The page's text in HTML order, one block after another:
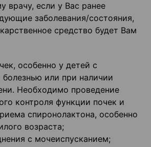
врачу, если у Вас ранее
заболевания/состояния,
средство будет Вам
особенно у детей с
болезнью или при наличии
Необходимо проведение
контроля функции почек и
спиронолактона, особенно
возраста;
с мочеиспусканием;